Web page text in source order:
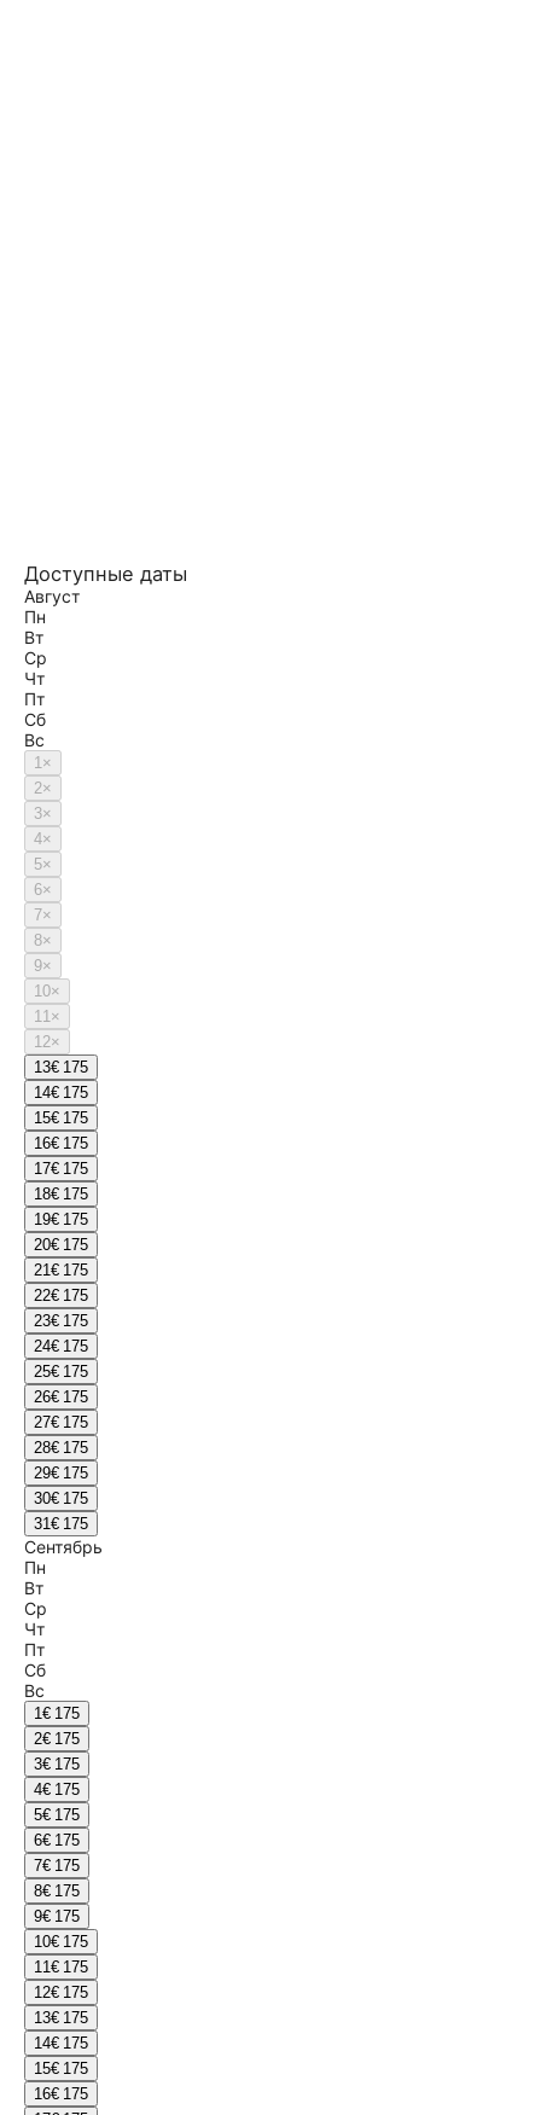
Доступные даты
Август
Пн
Вт
Ср
Чт
Пт
Сб
Вс
1×
2×
3×
4×
5×
6×
7×
8×
9×
10×
11×
12×
13€ 175
14€ 175
15€ 175
16€ 175
17€ 175
18€ 175
19€ 175
20€ 175
21€ 175
22€ 175
23€ 175
24€ 175
25€ 175
26€ 175
27€ 175
28€ 175
29€ 175
30€ 175
31€ 175
Сентябрь
Пн
Вт
Ср
Чт
Пт
Сб
Вс
1€ 175
2€ 175
3€ 175
4€ 175
5€ 175
6€ 175
7€ 175
8€ 175
9€ 175
10€ 175
11€ 175
12€ 175
13€ 175
14€ 175
15€ 175
16€ 175